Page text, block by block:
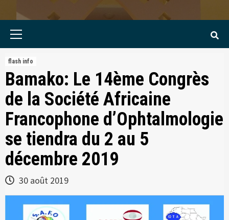
flash info
Bamako: Le 14ème Congrès
de la Société Africaine
Francophone d’Ophtalmologie
se tiendra du 2 au 5
décembre 2019
30 août 2019